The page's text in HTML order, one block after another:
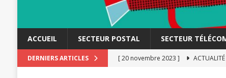
ACCUEIL SECTEUR POSTAL SECTEUR
DERNIERS ARTICLES [ 20 novembre 2023 ]
ACTUALITÉ